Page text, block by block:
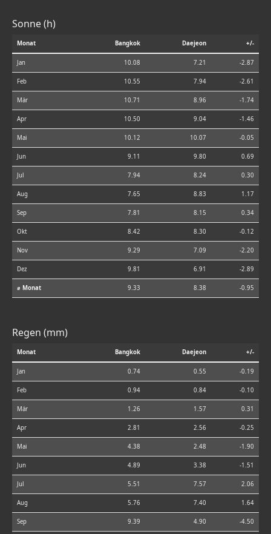
Sonne (h)
Monat Bangkok Daejeon +/-
Jan 10.08 7.21 -2.87
Feb 10.55 7.94 -2.61
Mär 10.71 8.96 -1.74
Apr 10.50 9.04 -1.46
Mai 10.12 10.07 -0.05
Jun 9.11 9.80 0.69
Jul 7.94 8.24 0.30
Aug 7.65 8.83 1.17
Sep 7.81 8.15 0.34
Okt 8.42 8.30 -0.12
Nov 9.29 7.09 -2.20
Dez 9.81 6.91 -2.89
⌀ Monat 9.33 8.38 -0.95
Regen (mm)
Monat Bangkok Daejeon +/-
Jan 0.74 0.55 -0.19
Feb 0.94 0.84 -0.10
Mär 1.26 1.57 0.31
Apr 2.81 2.56 -0.25
Mai 4.38 2.48 -1.90
Jun 4.89 3.38 -1.51
Jul 5.51 7.57 2.06
Aug 5.76 7.40 1.64
Sep 9.39 4.90 -4.50